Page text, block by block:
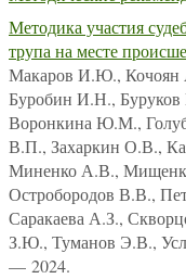
Методика участия
трупа на месте
Макаров И.Ю., Кочоян
Буробин И.Н.,
Воронкина Ю.М.,
В.П., Захаркин О.В.,
Миненко А.В.,
Остробородов В.В.,
Саракаева А.З.,
З.Ю., Туманов Э.В.,
— 2024.